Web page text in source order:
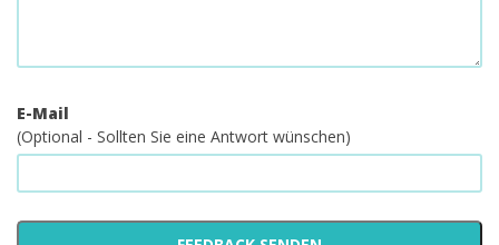
E-Mail
(Optional - Sollten Sie eine Antwort wünschen)